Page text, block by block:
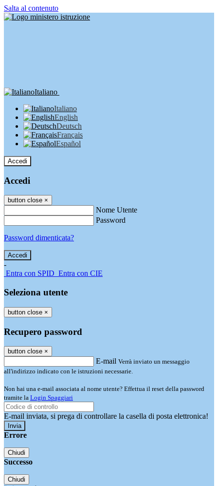
Salta al contenuto
Italiano
Italiano
English
Deutsch
Français
Español
Accedi
Accedi
button close ×
Nome Utente
Password
Password dimenticata?
-
Entra con SPID Entra con CIE
Seleziona utente
button close ×
Recupero password
button close ×
E-mail Verrà inviato un messaggio
all'indirizzo indicato con le istruzioni necessarie.
Non hai una e-mail associata al nome utente? Effettua il reset della password
tramite la Login Spaggiari
E-mail inviata, si prega di controllare la casella di posta elettronica!
Errore
Chiudi
Successo
Chiudi